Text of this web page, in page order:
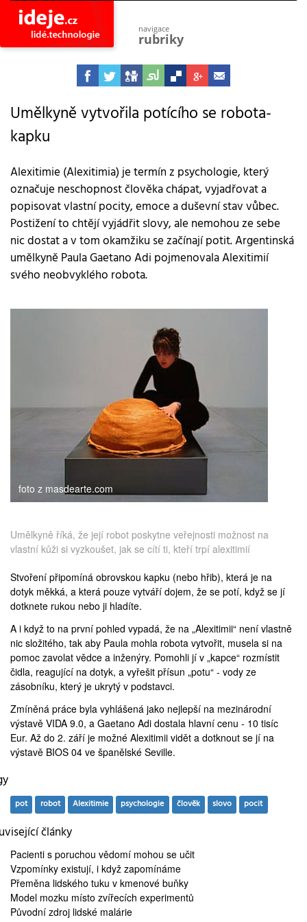
navigace
rubriky
astro
vesmír
projekty
objevy
vynálezy
přiroda
pokrok
technologie
firmy
medicína
Umělkyně vytvořila potícího se robota-
kapku
Alexitimie (Alexitimia) je termín z psychologie, který
označuje neschopnost člověka chápat, vyjadřovat a
popisovat vlastní pocity, emoce a duševní stav vůbec.
Postižení to chtějí vyjádřit slovy, ale nemohou ze sebe
nic dostat a v tom okamžiku se začínají potit. Argentinská
umělkyně Paula Gaetano Adi pojmenovala Alexitimií
svého neobvyklého robota.
foto z masdearte.com
Umělkyně říká, že její robot poskytne veřejnosti možnost na
vlastní kůži si vyzkoušet, jak se cítí ti, kteří trpí alexitimií
Stvoření připomíná obrovskou kapku (nebo hřib), která je na
dotyk měkká, a která pouze vytváří dojem, že se potí, když se jí
dotknete rukou nebo ji hladíte.
A i když to na první pohled vypadá, že na „Alexitimii“ není vlastně
nic složitého, tak aby Paula mohla robota vytvořit, musela si na
pomoc zavolat vědce a inženýry. Pomohli jí v „kapce“ rozmístit
čidla, reagující na dotyk, a vyřešit přísun „potu“ - vody ze
zásobníku, který je ukrytý v podstavci.
Zmíněná práce byla vyhlášená jako nejlepší na mezinárodní
výstavě VIDA 9.0, a Gaetano Adi dostala hlavní cenu - 10 tisíc
Eur. Až do 2. září je možné Alexitimii vidět a dotknout se jí na
výstavě BIOS 04 ve španělské Seville.
pot robot Alexitimie psychologie člověk slovo pocit
články
Pacienti s poruchou vědomí mohou se učit
Vzpomínky existují, i když zapomínáme
Přeměna lidského tuku v kmenové buňky
Model mozku místo zvířecích experimentů
Původní zdroj lidské malárie